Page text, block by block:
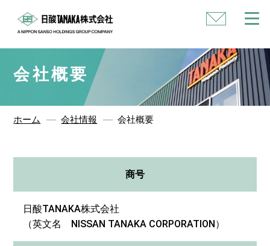
い
合
せ
会社概要
ホーム 会社情報 会社概要
商号
日酸TANAKA株式会社
（英文名 NISSAN TANAKA CORPORATION）